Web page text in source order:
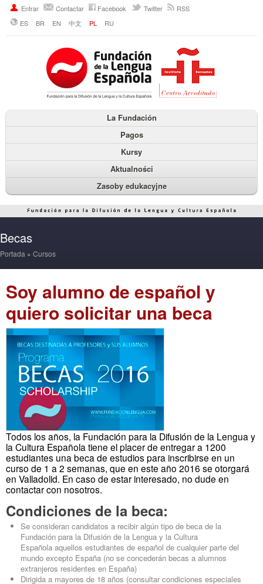
Entrar Contactar Facebook Twitter
RSS
ES
BR EN 中文 PL RU
La Fundación
Pagos
Kursy
Aktualności
Zasoby edukacyjne
Becas
Portada » Cursos
Soy alumno de español y
quiero solicitar una beca
Todos los años, la Fundación para la Difusión de la Lengua y
la Cultura Española tiene el placer de entregar a 1200
estudiantes una beca de estudios para inscribirse en un
curso de 1 a 2 semanas, que en este año 2016 se otorgará
en Valladolid. En caso de estar interesado, no dude en
contactar con nosotros.
Condiciones de la beca:
Se consideran candidatos a recibir algún tipo de beca de la
Fundación para la Difusión de la Lengua y la Cultura
Española aquellos estudiantes de español de cualquier parte del
mundo excepto España (no se concederán becas a alumnos
extranjeros residentes en España)
Dirigida a mayores de 18 años (consultar condiciones especiales